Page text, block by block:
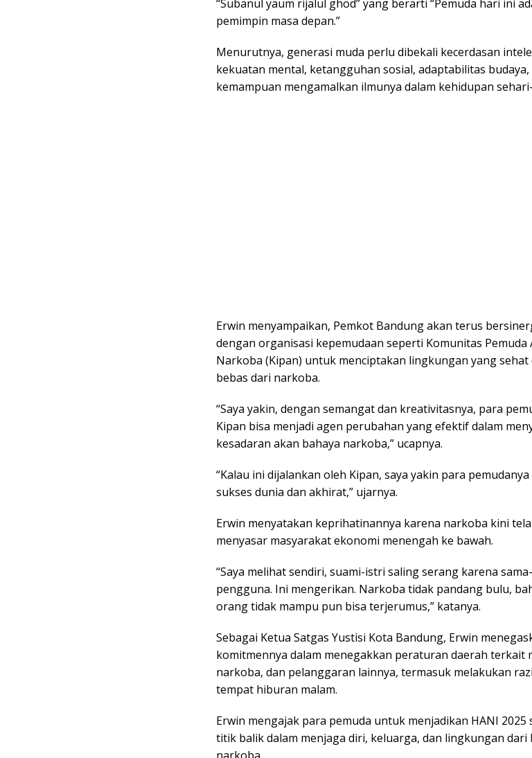
“Subanul yaum rijalul ghod” yang berarti “Pemuda hari ini
pemimpin masa depan.”
Menurutnya, generasi muda perlu dibekali kecerdasan
kekuatan mental, ketangguhan sosial, adaptabilitas budaya,
kemampuan mengamalkan ilmunya dalam kehidupan
Erwin menyampaikan, Pemkot Bandung akan terus
dengan organisasi kepemudaan seperti Komunitas Pemuda
Narkoba (Kipan) untuk menciptakan lingkungan yang sehat
bebas dari narkoba.
“Saya yakin, dengan semangat dan kreativitasnya, para
Kipan bisa menjadi agen perubahan yang efektif dalam
kesadaran akan bahaya narkoba,” ucapnya.
“Kalau ini dijalankan oleh Kipan, saya yakin para pemudanya
sukses dunia dan akhirat,” ujarnya.
Erwin menyatakan keprihatinannya karena narkoba kini
menyasar masyarakat ekonomi menengah ke bawah.
“Saya melihat sendiri, suami-istri saling serang karena
pengguna. Ini mengerikan. Narkoba tidak pandang bulu,
orang tidak mampu pun bisa terjerumus,” katanya.
Sebagai Ketua Satgas Yustisi Kota Bandung, Erwin
komitmennya dalam menegakkan peraturan daerah terkait
narkoba, dan pelanggaran lainnya, termasuk melakukan
tempat hiburan malam.
Erwin mengajak para pemuda untuk menjadikan HANI 2025
titik balik dalam menjaga diri, keluarga, dan lingkungan dari
narkoba.